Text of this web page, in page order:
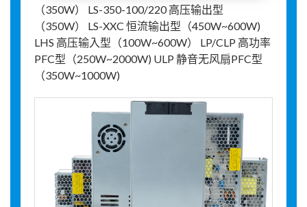
（350W） LS-350-100/220 高压输出型
（350W） LS-XXC 恒流输出型（450W~600W)
LHS 高压输入型（100W~600W） LP/CLP 高功率
PFC型（250W~2000W) ULP 静音无风扇PFC型
（350W~1000W)